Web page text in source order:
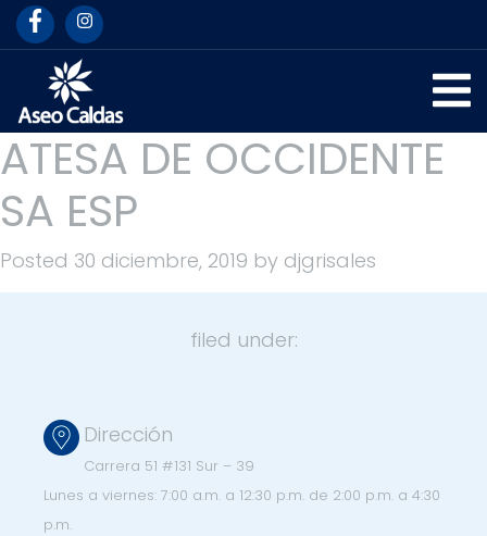
ATESA DE OCCIDENTE
SA ESP
Posted 30 diciembre, 2019 by djgrisales
filed under:
Dirección
Carrera 51 #131 Sur – 39
Lunes a viernes: 7:00 a.m. a 12:30 p.m. de 2:00 p.m. a 4:30
p.m.